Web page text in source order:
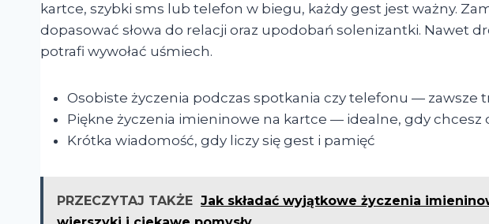
kartce, szybki sms lub telefon w biegu, każdy gest jest ważny.
dopasować słowa do relacji oraz upodobań solenizantki. Nawet
potrafi wywołać uśmiech.
Osobiste życzenia podczas spotkania czy telefonu — zawsze
Piękne życzenia imieninowe na kartce — idealne, gdy chcesz
Krótka wiadomość, gdy liczy się gest i pamięć
PRZECZYTAJ TAKŻE Jak składać wyjątkowe życzenia